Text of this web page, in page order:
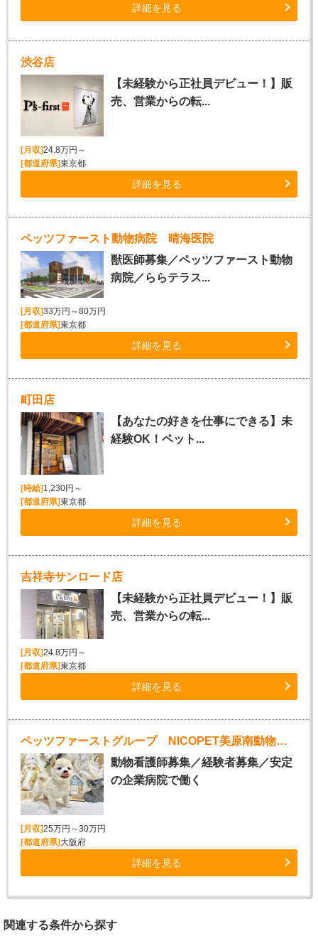
詳細を見る
渋谷店
【未経験から正社員デビュー！】販
売、営業からの転...
[月収]24.8万円～
[都道府県]東京都
詳細を見る
ペッツファースト動物病院 晴海医院
獣医師募集／ペッツファースト動物
病院／ららテラス...
[月収]33万円～80万円
[都道府県]東京都
詳細を見る
町田店
【あなたの好きを仕事にできる】未
経験OK！ペット...
[時給]1,230円～
[都道府県]東京都
詳細を見る
吉祥寺サンロード店
【未経験から正社員デビュー！】販
売、営業からの転...
[月収]24.8万円～
[都道府県]東京都
詳細を見る
ペッツファーストグループ NICOPET美原南動物病院
動物看護師募集／経験者募集／安定
の企業病院で働く
[月収]25万円～30万円
[都道府県] 大阪府
詳細を見る
関連する条件から探す